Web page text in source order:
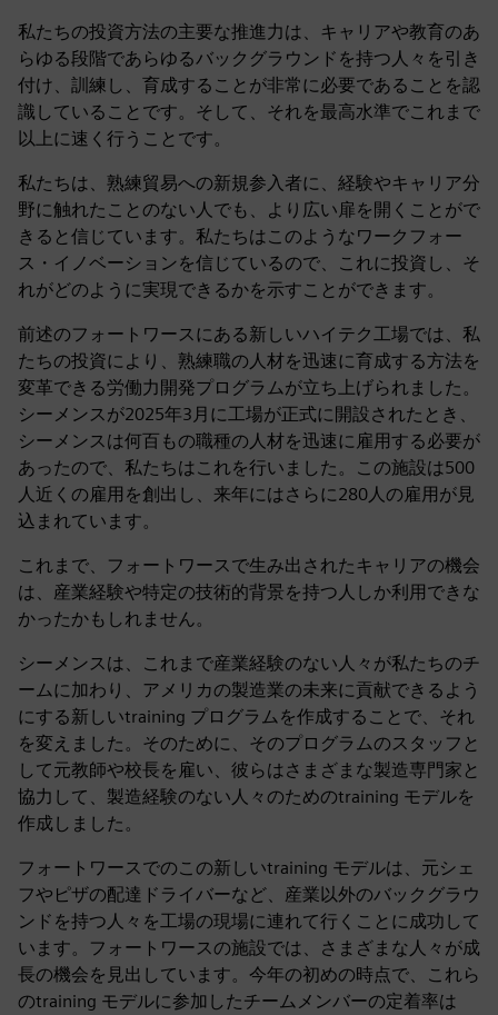
私たちの投資方法の主要な推進力は、キャリアや教育のあ
らゆる段階であらゆるバックグラウンドを持つ人々を引き
付け、訓練し、育成することが非常に必要であることを認
識していることです。そして、それを最高水準でこれまで
以上に速く行うことです。
私たちは、熟練貿易への新規参入者に、経験やキャリア分
野に触れたことのない人でも、より広い扉を開くことがで
きると信じています。私たちはこのようなワークフォー
ス・イノベーションを信じているので、これに投資し、そ
れがどのように実現できるかを示すことができます。
前述のフォートワースにある新しいハイテク工場では、私
たちの投資により、熟練職の人材を迅速に育成する方法を
変革できる労働力開発プログラムが立ち上げられました。
シーメンスが2025年3月に工場が正式に開設されたとき、
シーメンスは何百もの職種の人材を迅速に雇用する必要が
あったので、私たちはこれを行いました。この施設は500
人近くの雇用を創出し、来年にはさらに280人の雇用が見
込まれています。
これまで、フォートワースで生み出されたキャリアの機会
は、産業経験や特定の技術的背景を持つ人しか利用できな
かったかもしれません。
シーメンスは、これまで産業経験のない人々が私たちのチ
ームに加わり、アメリカの製造業の未来に貢献できるよう
にする新しいtraining プログラムを作成することで、それ
を変えました。そのために、そのプログラムのスタッフと
して元教師や校長を雇い、彼らはさまざまな製造専門家と
協力して、製造経験のない人々のためのtraining モデルを
作成しました。
フォートワースでのこの新しいtraining モデルは、元シェ
フやピザの配達ドライバーなど、産業以外のバックグラウ
ンドを持つ人々を工場の現場に連れて行くことに成功して
います。フォートワースの施設では、さまざまな人々が成
長の機会を見出しています。今年の初めの時点で、これら
のtraining モデルに参加したチームメンバーの定着率は